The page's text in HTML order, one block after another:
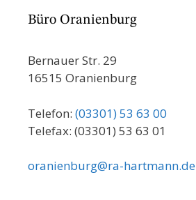
Büro Oranienburg
Bernauer Str. 29
16515 Oranienburg
Telefon: (03301) 53 63 00
Telefax: (03301) 53 63 01
oranienburg@ra-hartmann.de